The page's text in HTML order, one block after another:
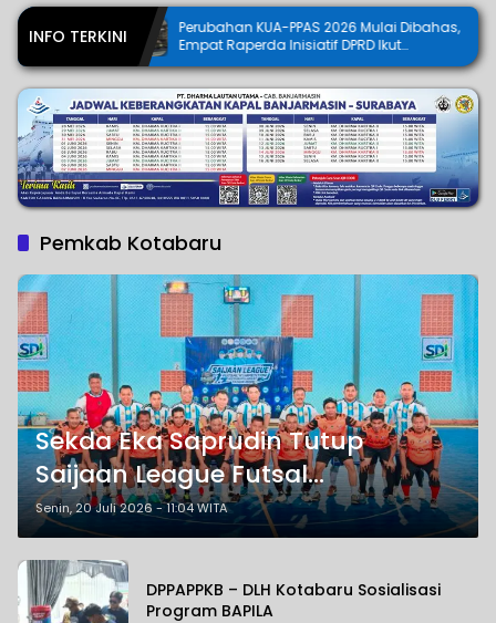
INFO TERKINI
Perubahan KUA-PPAS 2026 Mulai Dibahas,
Empat Raperda Inisiatif DPRD Ikut
Digodok
Bupati Tapin
APBD 2026
Pemkab Kotabaru
Sekda Eka Saprudin Tutup
Saijaan League Futsal
Competition 2026
Senin, 20 Juli 2026 - 11:04 WITA
DPPAPPKB – DLH Kotabaru Sosialisasi
Program BAPILA